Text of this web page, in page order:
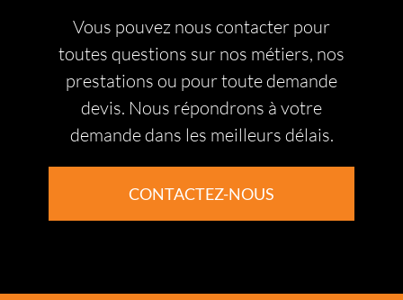
Vous pouvez nous contacter pour
toutes questions sur nos métiers, nos
prestations ou pour toute demande
devis. Nous répondrons à votre
demande dans les meilleurs délais.
CONTACTEZ-NOUS